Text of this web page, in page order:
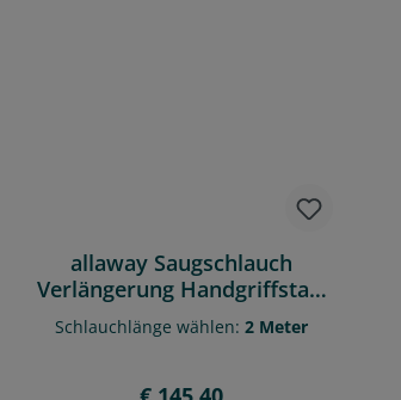
allaway Saugschlauch
Verlängerung Handgriffstart
2 Meter Klickmuffe
Schlauchlänge wählen:2 Meter
Regulärer Preis: